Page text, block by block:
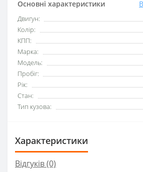
Основні характеристики
Двигун:
Колір:
КПП:
Марка:
Модель:
Пробіг:
Рік:
Стан:
Тип кузова:
Характеристики
Відгуків (0)